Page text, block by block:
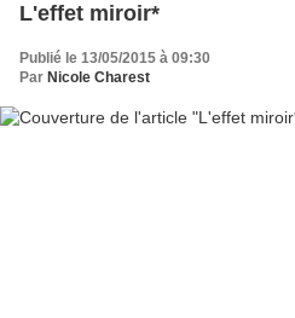
L'effet miroir*
Publié le 13/05/2015 à 09:30
Par Nicole Charest